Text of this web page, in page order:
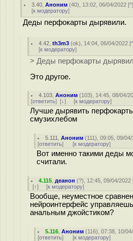
3.40 ,Аноним (40), 13:02, 06/04/2022 [^
[к модератору]
Деды перфокарты дырявили.
4.42 ,th3m3 (ok), 14:04, 06/04/2022 [
[к модератору]
> Деды перфокарты
Это другое.
4.103 ,Аноним (103), 14:45, 08/04/
[ответить] [↓] [к модератору]
Лучше дырявить
смузихлебом
5.111 ,Аноним (111), 09:05, 09/
[ответить] [к модератору]
Вот именно такими деды
считали.
4.115 деанон (?), 12:45, 09/04/2022
[↑] [к модератору]
Вообще, неуместное
нейроинтерфейс
анальным джойстиком?
5.116 ,Аноним (116), 07:38, 10/
[ответить] [к модератору]